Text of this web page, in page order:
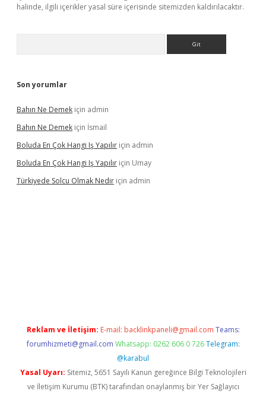
halinde, ilgili içerikler yasal süre içerisinde sitemizden kaldırılacaktır.
Son yorumlar
Bahın Ne Demek için admin
Bahın Ne Demek için İsmail
Boluda En Çok Hangi Iş Yapılır için admin
Boluda En Çok Hangi Iş Yapılır için Umay
Türkiyede Solcu Olmak Nedir için admin
Reklam ve İletişim: E-mail: backlinkpaneli@gmail.com Teams:
forumhizmeti@gmail.com Whatsapp: 0262 606 0 726 Telegram:
@karabul
Yasal Uyarı: Sitemiz, 5651 Sayılı Kanun gereğince Bilgi Teknolojileri
ve İletişim Kurumu (BTK) tarafından onaylanmış bir Yer Sağlayıcı